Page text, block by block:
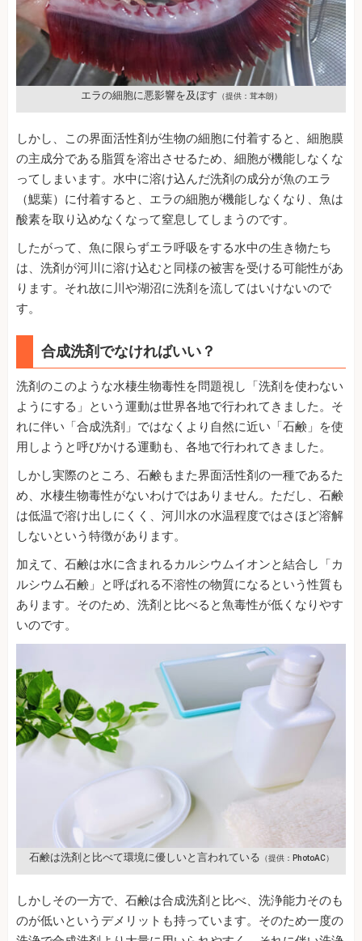
エラの細胞に悪影響を及ぼす （提供：茸本朗）
しかし、この界面活性剤が生物の細胞に付着すると、細胞膜
の主成分である脂質を溶出させるため、細胞が機能しなくな
ってしまいます。水中に溶け込んだ洗剤の成分が魚のエラ
（鰓葉）に付着すると、エラの細胞が機能しなくなり、魚は
酸素を取り込めなくなって窒息してしまうのです。
したがって、魚に限らずエラ呼吸をする水中の生き物たち
は、洗剤が河川に溶け込むと同様の被害を受ける可能性があ
ります。それ故に川や湖沼に洗剤を流してはいけないので
す。
合成洗剤でなければいい？
洗剤のこのような水棲生物毒性を問題視し「洗剤を使わない
ようにする」という運動は世界各地で行われてきました。そ
れに伴い「合成洗剤」ではなくより自然に近い「石鹸」を使
用しようと呼びかける運動も、各地で行われてきました。
しかし実際のところ、石鹸もまた界面活性剤の一種であるた
め、水棲生物毒性がないわけではありません。ただし、石鹸
は低温で溶け出しにくく、河川水の水温程度ではさほど溶解
しないという特徴があります。
加えて、石鹸は水に含まれるカルシウムイオンと結合し「カ
ルシウム石鹸」と呼ばれる不溶性の物質になるという性質も
あります。そのため、洗剤と比べると魚毒性が低くなりやす
いのです。
石鹸は洗剤と比べて環境に優しいと言われている （提供：PhotoAC）
しかしその一方で、石鹸は合成洗剤と比べ、洗浄能力そのも
のが低いというデメリットも持っています。そのため一度の